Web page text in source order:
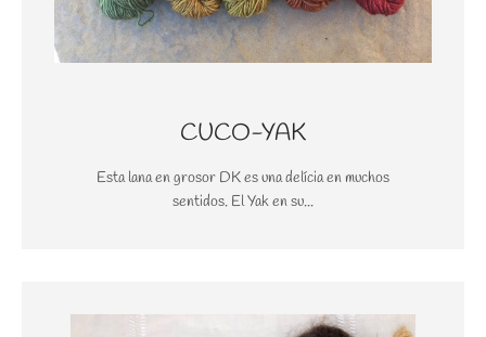
CUCO-YAK
Esta lana en grosor DK es una delícia en muchos
sentidos. El Yak en su...